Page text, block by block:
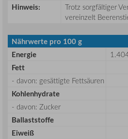
Hinweis:
Trotz sorgfältiger
vereinzelt
Nährwerte pro 100 g
Energie
Fett
- davon: gesättigte Fettsäuren
Kohlenhydrate
- davon: Zucker
Ballaststoffe
Eiweiß